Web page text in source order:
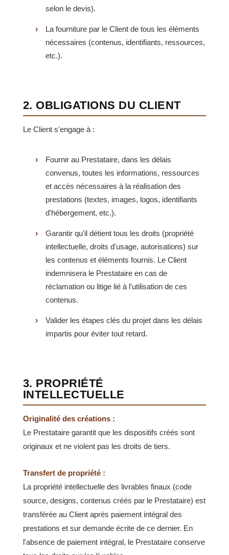
selon le devis).
La fourniture par le Client de tous les éléments
nécessaires (contenus, identifiants, ressources,
etc.).
2. OBLIGATIONS DU CLIENT
Le Client s'engage à :
Fournir au Prestataire, dans les délais
convenus, toutes les informations, ressources
et accès nécessaires à la réalisation des
prestations (textes, images, logos, identifiants
d'hébergement, etc.).
Garantir qu'il détient tous les droits (propriété
intellectuelle, droits d'usage, autorisations) sur
les contenus et éléments fournis. Le Client
indemnisera le Prestataire en cas de
réclamation ou litige lié à l'utilisation de ces
contenus.
Valider les étapes clés du projet dans les délais
impartis pour éviter tout retard.
3. PROPRIÉTÉ
INTELLECTUELLE
Originalité des créations :
Le Prestataire garantit que les dispositifs créés sont
originaux et ne violent pas les droits de tiers.
Transfert de propriété :
La propriété intellectuelle des livrables finaux (code
source, designs, contenus créés par le Prestataire) est
transférée au Client après paiement intégral des
prestations et sur demande écrite de ce dernier. En
l'absence de paiement intégral, le Prestataire conserve